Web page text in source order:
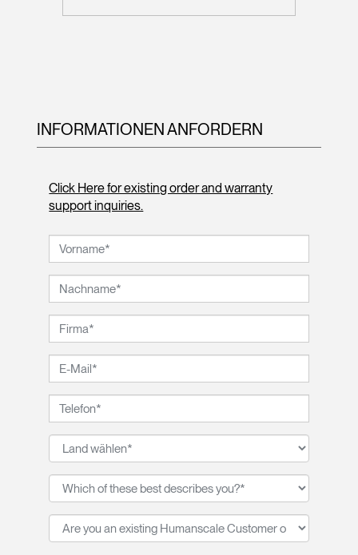
INFORMATIONEN ANFORDERN
Click Here for existing order and warranty
support inquiries.